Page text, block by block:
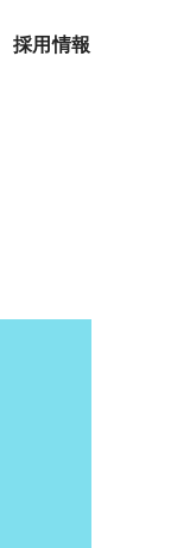
採用情報